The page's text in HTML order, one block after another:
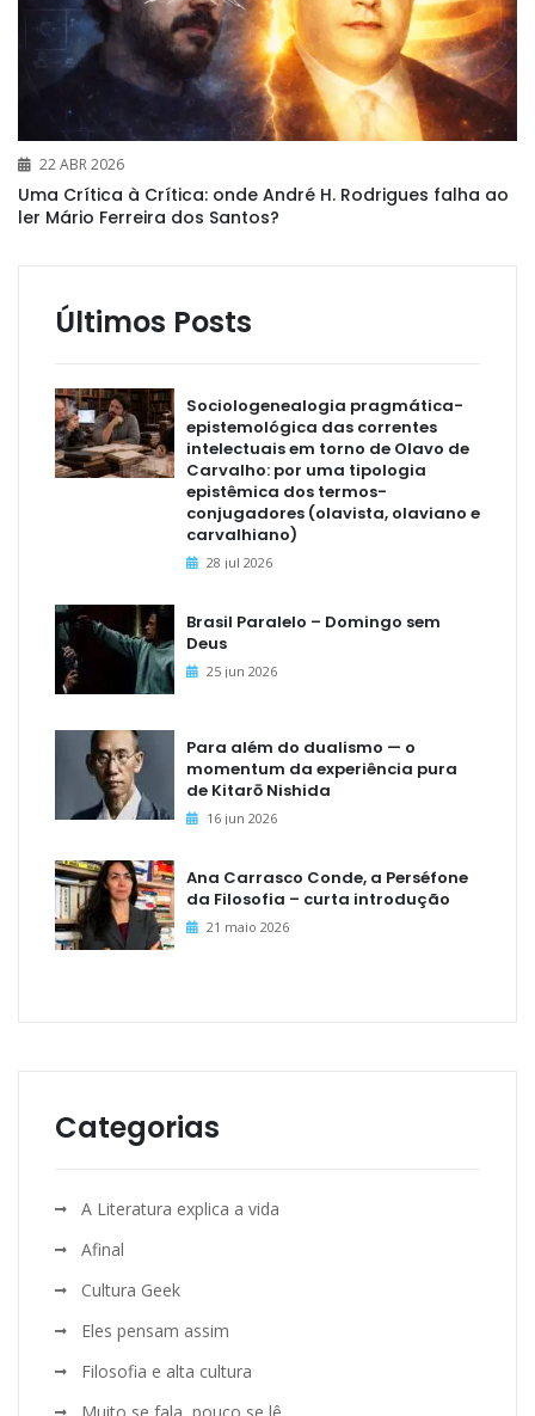
22 ABR 2026
Uma Crítica à Crítica: onde André H. Rodrigues falha ao
ler Mário Ferreira dos Santos?
Últimos Posts
Sociologenealogia pragmática-
epistemológica das correntes
intelectuais em torno de Olavo de
Carvalho: por uma tipologia
epistêmica dos termos-
conjugadores (olavista, olaviano e
carvalhiano)
28 jul 2026
Brasil Paralelo – Domingo sem
Deus
25 jun 2026
Para além do dualismo — o
momentum da experiência pura
de Kitarō Nishida
16 jun 2026
Ana Carrasco Conde, a Perséfone
da Filosofia – curta introdução
21 maio 2026
Categorias
A Literatura explica a vida
Afinal
Cultura Geek
Eles pensam assim
Filosofia e alta cultura